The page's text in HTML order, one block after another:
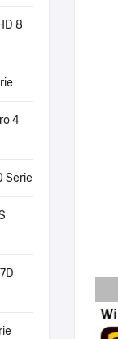
8
4
Serie